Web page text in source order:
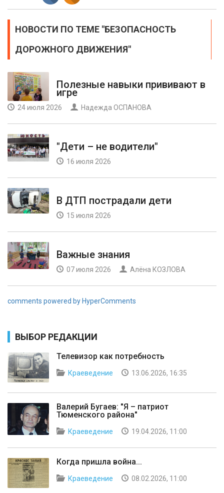
НОВОСТИ ПО ТЕМЕ "БЕЗОПАСНОСТЬ
ДОРОЖНОГО ДВИЖЕНИЯ"
Полезные навыки прививают в
игре
24 июля 2026 Надежда ОСПАНОВА
"Дети – не водители"
16 июля 2026
В ДТП пострадали дети
15 июля 2026
Важные знания
07 июля 2026 Алёна КОЗЛОВА
comments powered by HyperComments
ВЫБОР РЕДАКЦИИ
Телевизор как потребность
Краеведение 13.06.2026, 16:35
Валерий Бугаев: "Я – патриот
Тюменского района"
Краеведение 19.04.2026, 11:00
Когда пришла война...
Краеведение 08.02.2026, 11:00